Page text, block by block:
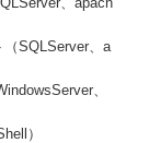
（SQLServer、a
、
）